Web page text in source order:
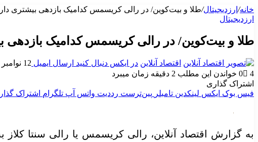
خانه/ ارزدیجیتال/طلا و بیت‌کوین/ در رالی کریسمس کدامیک بازدهی بیشتری
ارزدیجیتال
طلا و بیت‌کوین/ در رالی کریسمس کدامیک بازدهی
اقتصاد آنلاین در ایکس دنبال کنید ارسال ایمیل 12 نوامبر 2025
0
4
خواندن این مطلب 2 دقیقه زمان میبرد
اشتراک گذاری
فیس بوک ایکس لینکدین ‫تامبلر ‫پین‌ترست ‫رددیت واتس آپ تلگرام اشتراک
به گزارش اقتصاد آنلاین، رالی کریسمس یا رالی سنتا کلاز